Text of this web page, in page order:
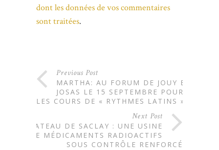
dont les données de vos commentaires
sont traitées.
Previous Post
MARTHA: AU FORUM DE JOUY EN
JOSAS LE 15 SEPTEMBRE POUR
LES COURS DE « RYTHMES LATINS »
Next Post
PLATEAU DE SACLAY : UNE USINE
DE MÉDICAMENTS RADIOACTIFS
SOUS CONTRÔLE RENFORCÉ